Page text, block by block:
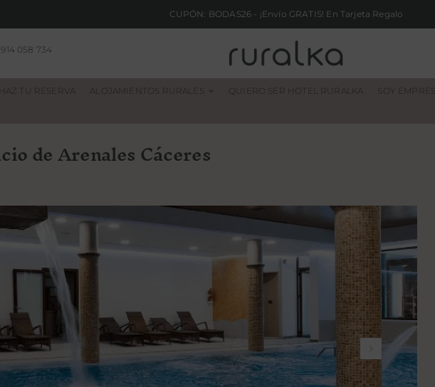
CUPÓN: BODAS26 - ¡Envío GRATIS! En Tarjeta Regalo
058 734
HAZ TU RESERVA ALOJAMIENTOS RURALES QUIERO SER HOTEL RURALKA SOY
de Arenales Cáceres